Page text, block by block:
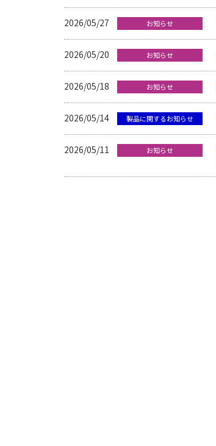
2026/05/27 お知らせ
2026/05/20 お知らせ
2026/05/18 お知らせ
2026/05/14 製品に関するお知らせ
2026/05/11 お知らせ